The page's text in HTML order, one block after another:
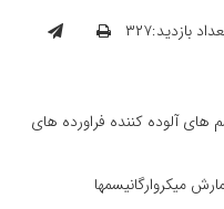
بازدید:۳۲۷
های آلوده کننده فراورده های
میکروارگانیسمها